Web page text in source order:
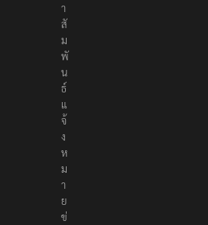
า
สั
ม
พั
น
ธ์
แ
จ้
ง
ห
ม
า
ย
ข่